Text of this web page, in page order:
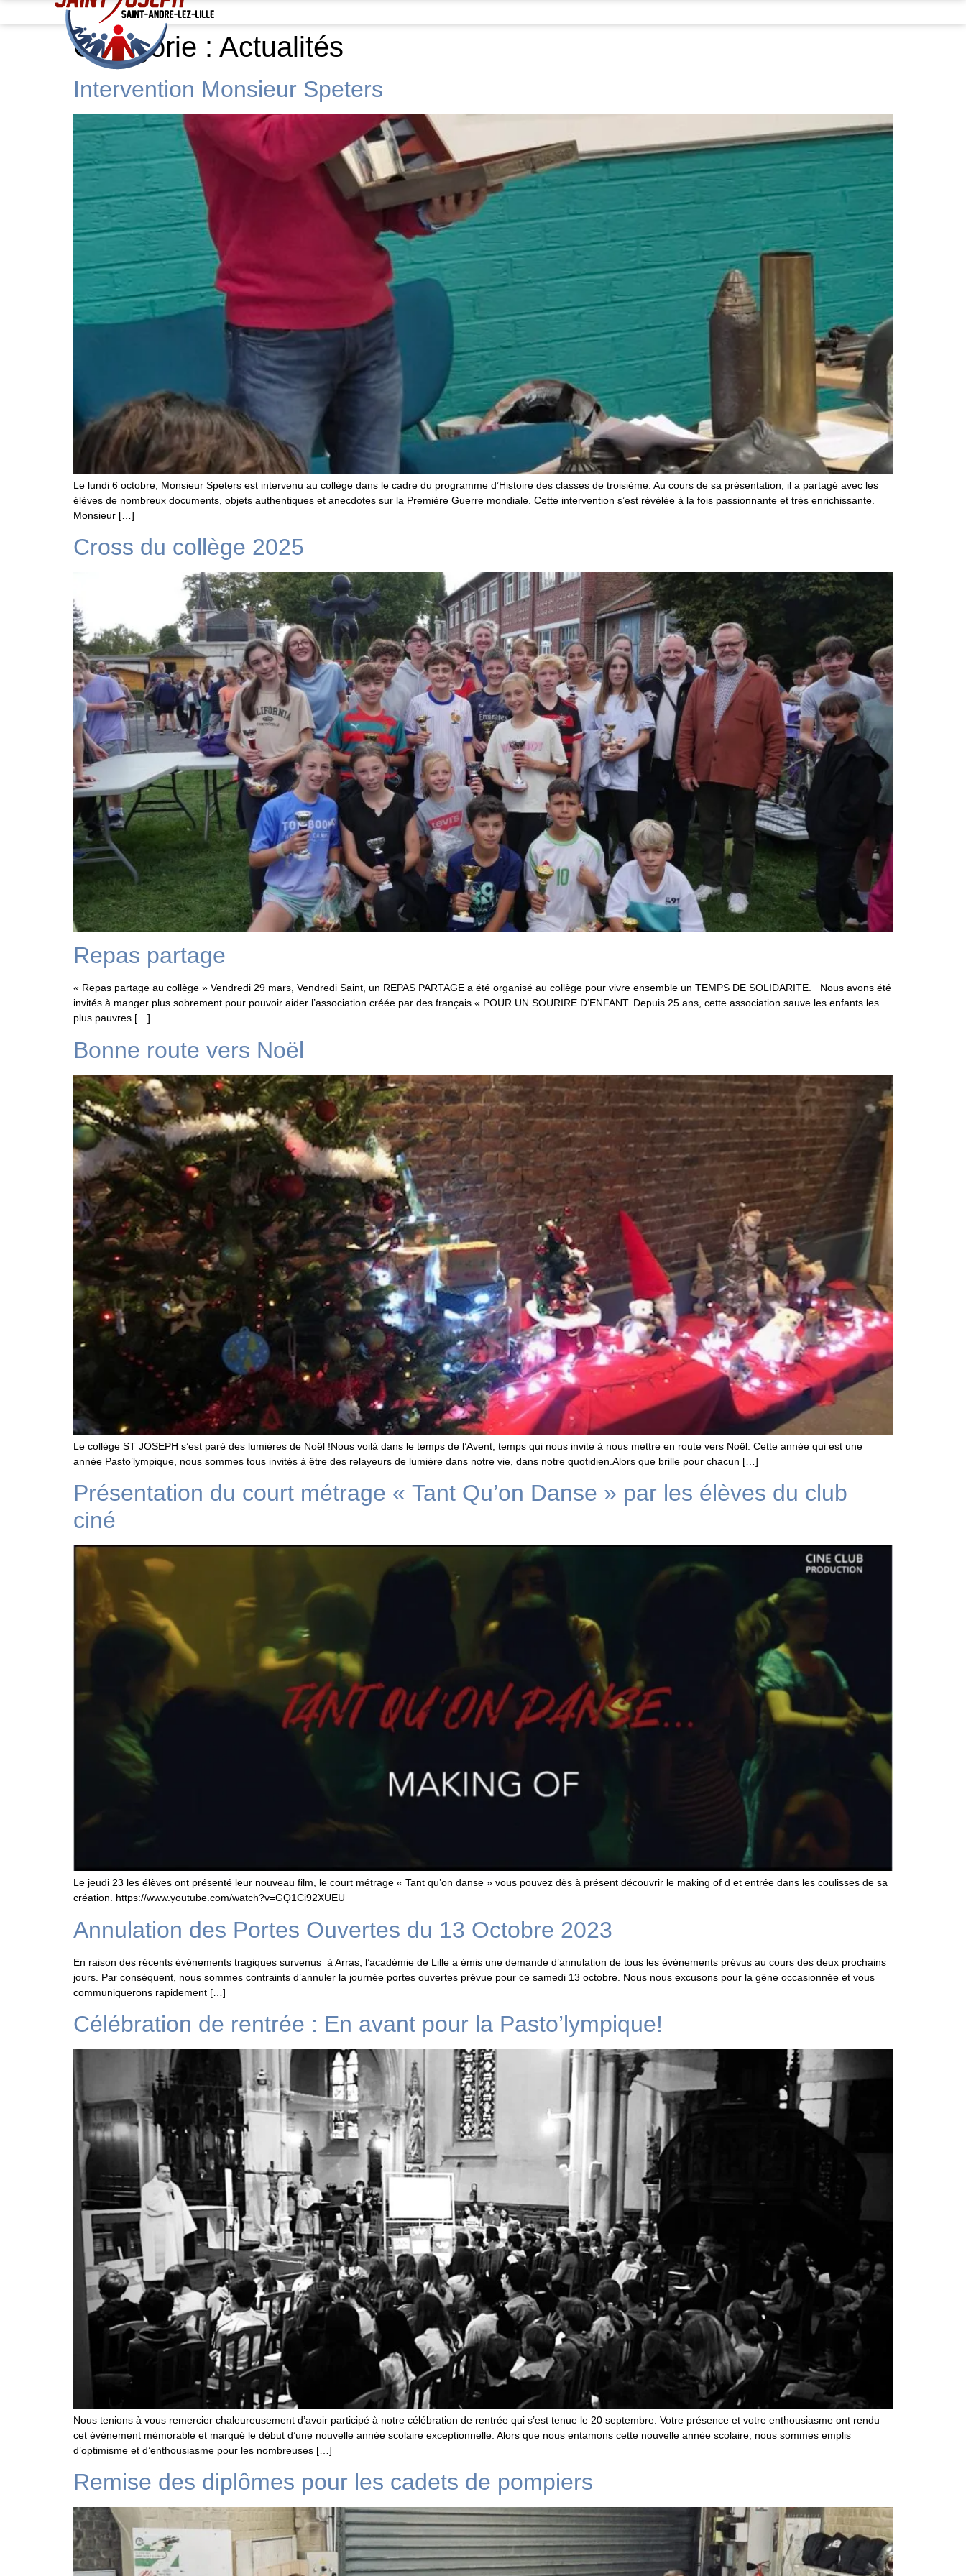
Catégorie : Actualités
Intervention Monsieur Speters
Le lundi 6 octobre, Monsieur Speters est intervenu au collège dans le cadre du programme d’Histoire des classes de troisième. Au cours de sa présentation, il a partagé avec les
élèves de nombreux documents, objets authentiques et anecdotes sur la Première Guerre mondiale. Cette intervention s’est révélée à la fois passionnante et très enrichissante.
Monsieur […]
Cross du collège 2025
Repas partage
« Repas partage au collège » Vendredi 29 mars, Vendredi Saint, un REPAS PARTAGE a été organisé au collège pour vivre ensemble un TEMPS DE SOLIDARITE. Nous avons été
invités à manger plus sobrement pour pouvoir aider l’association créée par des français « POUR UN SOURIRE D’ENFANT. Depuis 25 ans, cette association sauve les enfants les
plus pauvres […]
Bonne route vers Noël
Le collège ST JOSEPH s’est paré des lumières de Noël !Nous voilà dans le temps de l’Avent, temps qui nous invite à nous mettre en route vers Noël. Cette année qui est une
année Pasto’lympique, nous sommes tous invités à être des relayeurs de lumière dans notre vie, dans notre quotidien.Alors que brille pour chacun […]
Présentation du court métrage « Tant Qu’on Danse » par les élèves du club
ciné
Le jeudi 23 les élèves ont présenté leur nouveau film, le court métrage « Tant qu’on danse » vous pouvez dès à présent découvrir le making of d et entrée dans les coulisses de sa
création. https://www.youtube.com/watch?v=GQ1Ci92XUEU
Annulation des Portes Ouvertes du 13 Octobre 2023
En raison des récents événements tragiques survenus à Arras, l’académie de Lille a émis une demande d’annulation de tous les événements prévus au cours des deux prochains
jours. Par conséquent, nous sommes contraints d’annuler la journée portes ouvertes prévue pour ce samedi 13 octobre. Nous nous excusons pour la gêne occasionnée et vous
communiquerons rapidement […]
Célébration de rentrée : En avant pour la Pasto’lympique!
Nous tenions à vous remercier chaleureusement d’avoir participé à notre célébration de rentrée qui s’est tenue le 20 septembre. Votre présence et votre enthousiasme ont rendu
cet événement mémorable et marqué le début d’une nouvelle année scolaire exceptionnelle. Alors que nous entamons cette nouvelle année scolaire, nous sommes emplis
d’optimisme et d’enthousiasme pour les nombreuses […]
Remise des diplômes pour les cadets de pompiers